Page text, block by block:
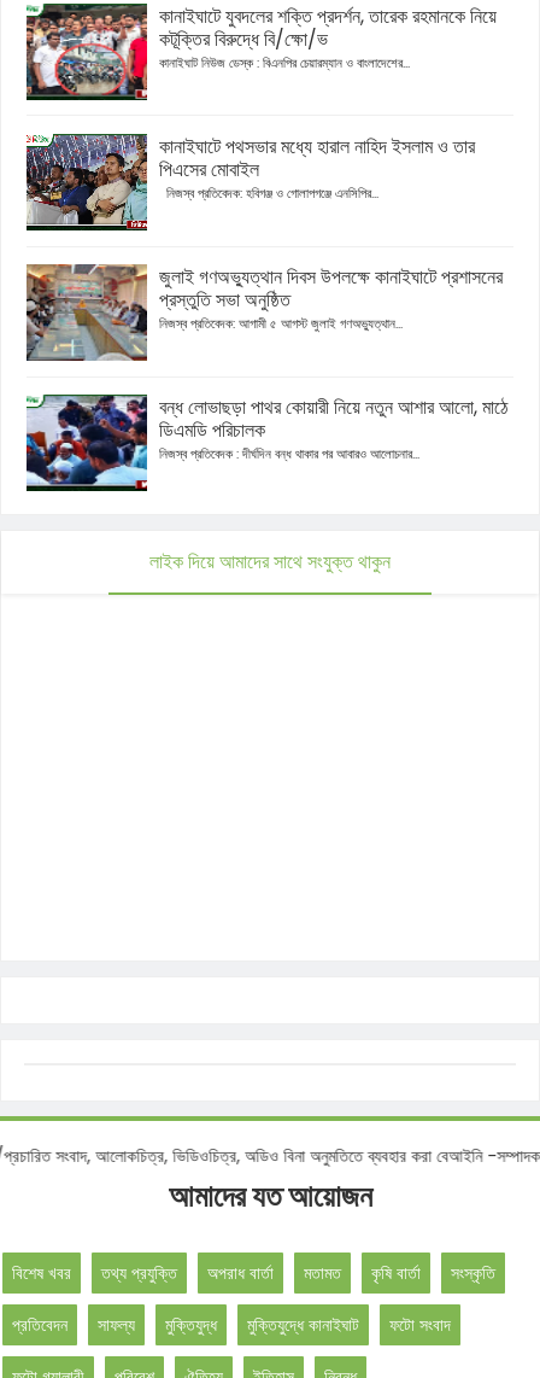
কানাইঘাটে যুবদলের শক্তি প্রদর্শন, তারেক রহমানকে নিয়ে
কটূক্তির বিরুদ্ধে বি/ক্ষো/ভ
কানাইঘাট নিউজ ডেস্ক : বিএনপির চেয়ারম্যান ও বাংলাদেশের...
কানাইঘাটে পথসভার মধ্যে হারাল নাহিদ ইসলাম ও তার
পিএসের মোবাইল
নিজস্ব প্রতিবেদক: হবিগঞ্জ ও গোলাপগঞ্জে এনসিপির...
জুলাই গণঅভ্যুত্থান দিবস উপলক্ষে কানাইঘাটে প্রশাসনের
প্রস্তুতি সভা অনুষ্ঠিত
নিজস্ব প্রতিবেদক: আগামী ৫ আগস্ট জুলাই গণঅভ্যুত্থান...
বন্ধ লোভাছড়া পাথর কোয়ারী নিয়ে নতুন আশার আলো, মাঠে
ডিএমডি পরিচালক
নিজস্ব প্রতিবেদক : দীর্ঘদিন বন্ধ থাকার পর আবারও আলোচনার...
লাইক দিয়ে আমাদের সাথে সংযুক্ত থাকুন
প্রচারিত সংবাদ, আলোকচিত্র, ভিডিওচিত্র, অডিও বিনা অনুমতিতে ব্যবহার করা বেআইনি -
আমাদের যত আয়োজন
বিশেষ খবর তথ্য প্রযুক্তি অপরাধ বার্তা মতামত কৃষি বার্তা সংস্কৃতি
প্রতিবেদন সাফল্য মুক্তিযুদ্ধ মুক্তিযুদ্ধে কানাইঘাট ফটো সংবাদ